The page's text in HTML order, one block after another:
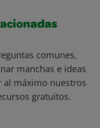
comunes,
manchas e ideas
al máximo nuestros
gratuitos.